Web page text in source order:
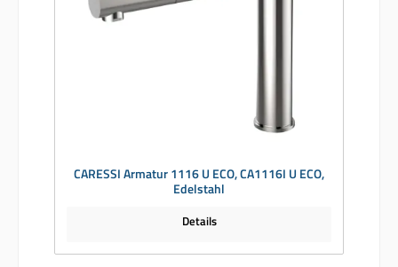
CARESSI Armatur 1116 U ECO, CA1116I U ECO,
Edelstahl
Details